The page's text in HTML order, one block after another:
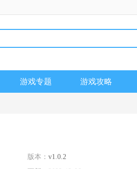
游戏专题 游戏攻略
版本： v1.0.2